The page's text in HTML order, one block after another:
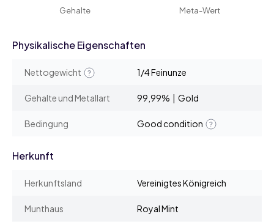
Gehalte Meta-Wert
Physikalische Eigenschaften
Nettogewicht 1/4 Feinunze
Gehalte und Metallart 99,99% | Gold
Bedingung Good condition
Herkunft
Herkunftsland Vereinigtes Königreich
Munthaus Royal Mint